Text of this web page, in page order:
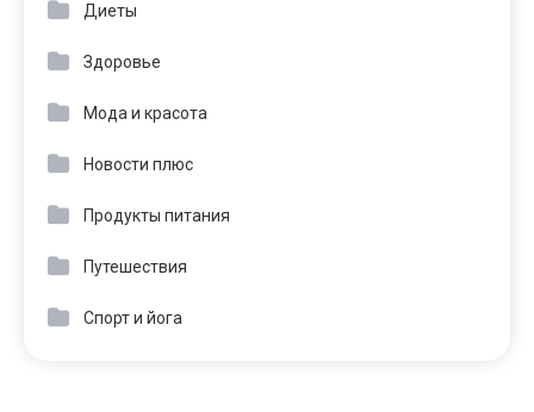
Диеты
Здоровье
Мода и красота
Новости плюс
Продукты питания
Путешествия
Спорт и йога